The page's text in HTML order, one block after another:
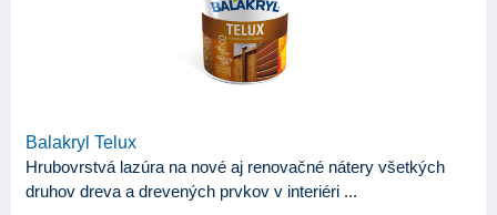
Balakryl Telux
Hrubovrstvá lazúra na nové aj renovačné nátery všetkých
druhov dreva a drevených prvkov v interiéri ...